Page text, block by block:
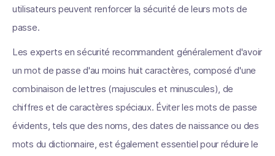
utilisateurs peuvent renforcer la sécurité de leurs mots de
passe.
Les experts en sécurité recommandent généralement d'avoir
un mot de passe d'au moins huit caractères, composé d'une
combinaison de lettres (majuscules et minuscules), de
chiffres et de caractères spéciaux. Éviter les mots de passe
évidents, tels que des noms, des dates de naissance ou des
mots du dictionnaire, est également essentiel pour réduire le